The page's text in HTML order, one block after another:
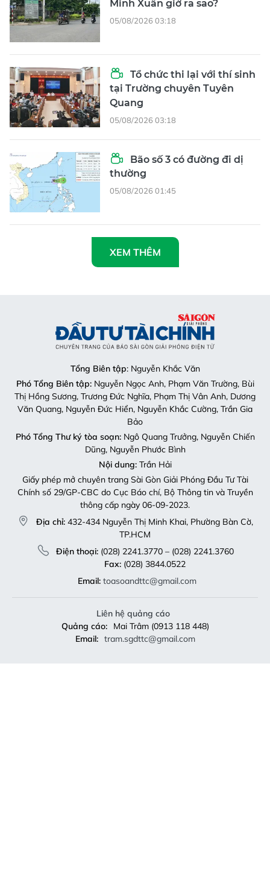
Minh Xuân giờ ra sao?
05/08/2026 03:18
Tổ chức thi lại với thí sinh
tại Trường chuyên Tuyên
Quang
05/08/2026 03:18
Bão số 3 có đường đi dị
thường
05/08/2026 01:45
XEM THÊM
Tổng Biên tập: Nguyễn Khắc Văn
Phó Tổng Biên tập:Nguyễn Ngọc Anh, Phạm Văn Trường, Bùi
Thị Hồng Sương, Trương Đức Nghĩa, Phạm Thị Vân Anh, Dương
Văn Quang, Nguyễn Đức Hiển, Nguyễn Khắc Cường, Trần Gia
Bảo
Phó Tổng Thư ký tòa soạn:Ngô Quang Trưởng, Nguyễn Chiến
Dũng, Nguyễn Phước Bình
Nội dung:Trần Hải
Giấy phép mở chuyên trang Sài Gòn Giải Phóng Đầu Tư Tài
Chính số 29/GP-CBC do Cục Báo chí, Bộ Thông tin và Truyền
thông cấp ngày 06-09-2023.
Địa chỉ: 432-434 Nguyễn Thị Minh Khai, Phường Bàn Cờ,
TP.HCM
Điện thoại:(028) 2241.3770 – (028) 2241.3760
Fax:(028) 3844.0522
Email: toasoandttc@gmail.com
Liên hệ quảng cáo
Quảng cáo:
Mai Trâm (0913 118 448)
Email: tram.sgdttc@gmail.com